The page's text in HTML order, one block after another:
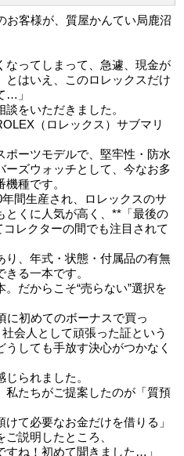
お客様が、質屋かんてい局鹿沼
なってしまって、急遽、現金が
とはいえ、このロレックスだけ
…」
をいただきました。
（ロレックス）サブマリ
ーツモデルで、堅牢性・防水
ズウォッチとして、今なお多
種です。
間生産され、ロレックスのサ
とくに人気が高く、**「最後の
レクターの間でも注目されて
り、年式・状態・付属品の有無
る一本です。
だからこそ“売らない”選択を
に初めてのボーナスで買っ
会人として頑張った証という
しても手放す決心がつかなく
られました。
私たちがご提案したのが「質預
けて必要なお金だけを借りる」
説明したところ、
すね！初めて聞きました…」